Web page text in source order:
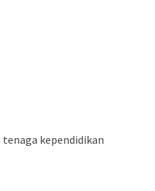
kependidikan